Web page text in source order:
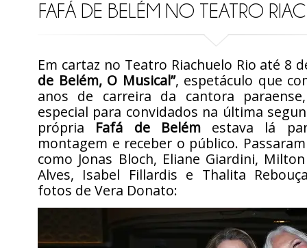
FAFÁ DE BELÉM NO TEATRO
Em cartaz no Teatro Riachuelo Rio até 8
de Belém, O Musical”, espetáculo que
anos de carreira da cantora
especial para convidados na última
própria Fafá de Belémestava lá
montagem e receber o público.
como Jonas Bloch, Eliane Giardini,
Alves, Isabel Fillardis e Thalita
fotos de Vera Donato: